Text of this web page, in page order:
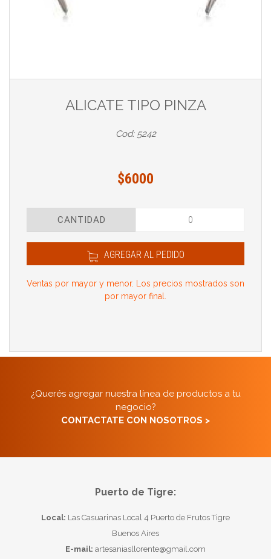
ALICATE TIPO PINZA
Cod: 5242
$6000
CANTIDAD
AGREGAR AL PEDIDO
Ventas por mayor y menor. Los precios mostrados son
por mayor final.
¿Querés agregar nuestra línea de productos a tu
negocio?
CONTACTATE CON NOSOTROS >
Puerto de Tigre:
Local: Las Casuarinas Local 4 Puerto de Frutos Tigre
Buenos Aires
E-mail: artesaniasllorente@gmail.com